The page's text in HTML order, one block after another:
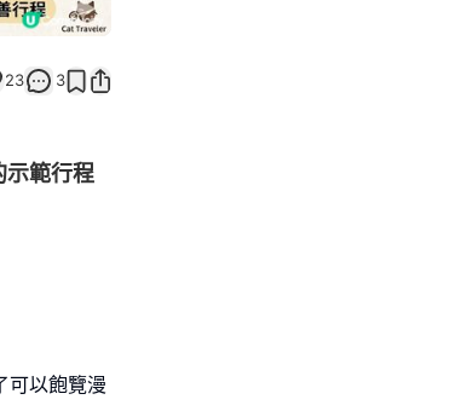
23 3
示範行程
可以飽覽漫